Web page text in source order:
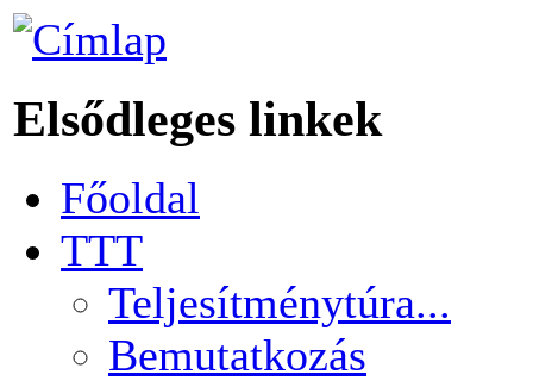
Elsődleges linkek
Főoldal
TTT
Teljesítménytúra...
Bemutatkozás